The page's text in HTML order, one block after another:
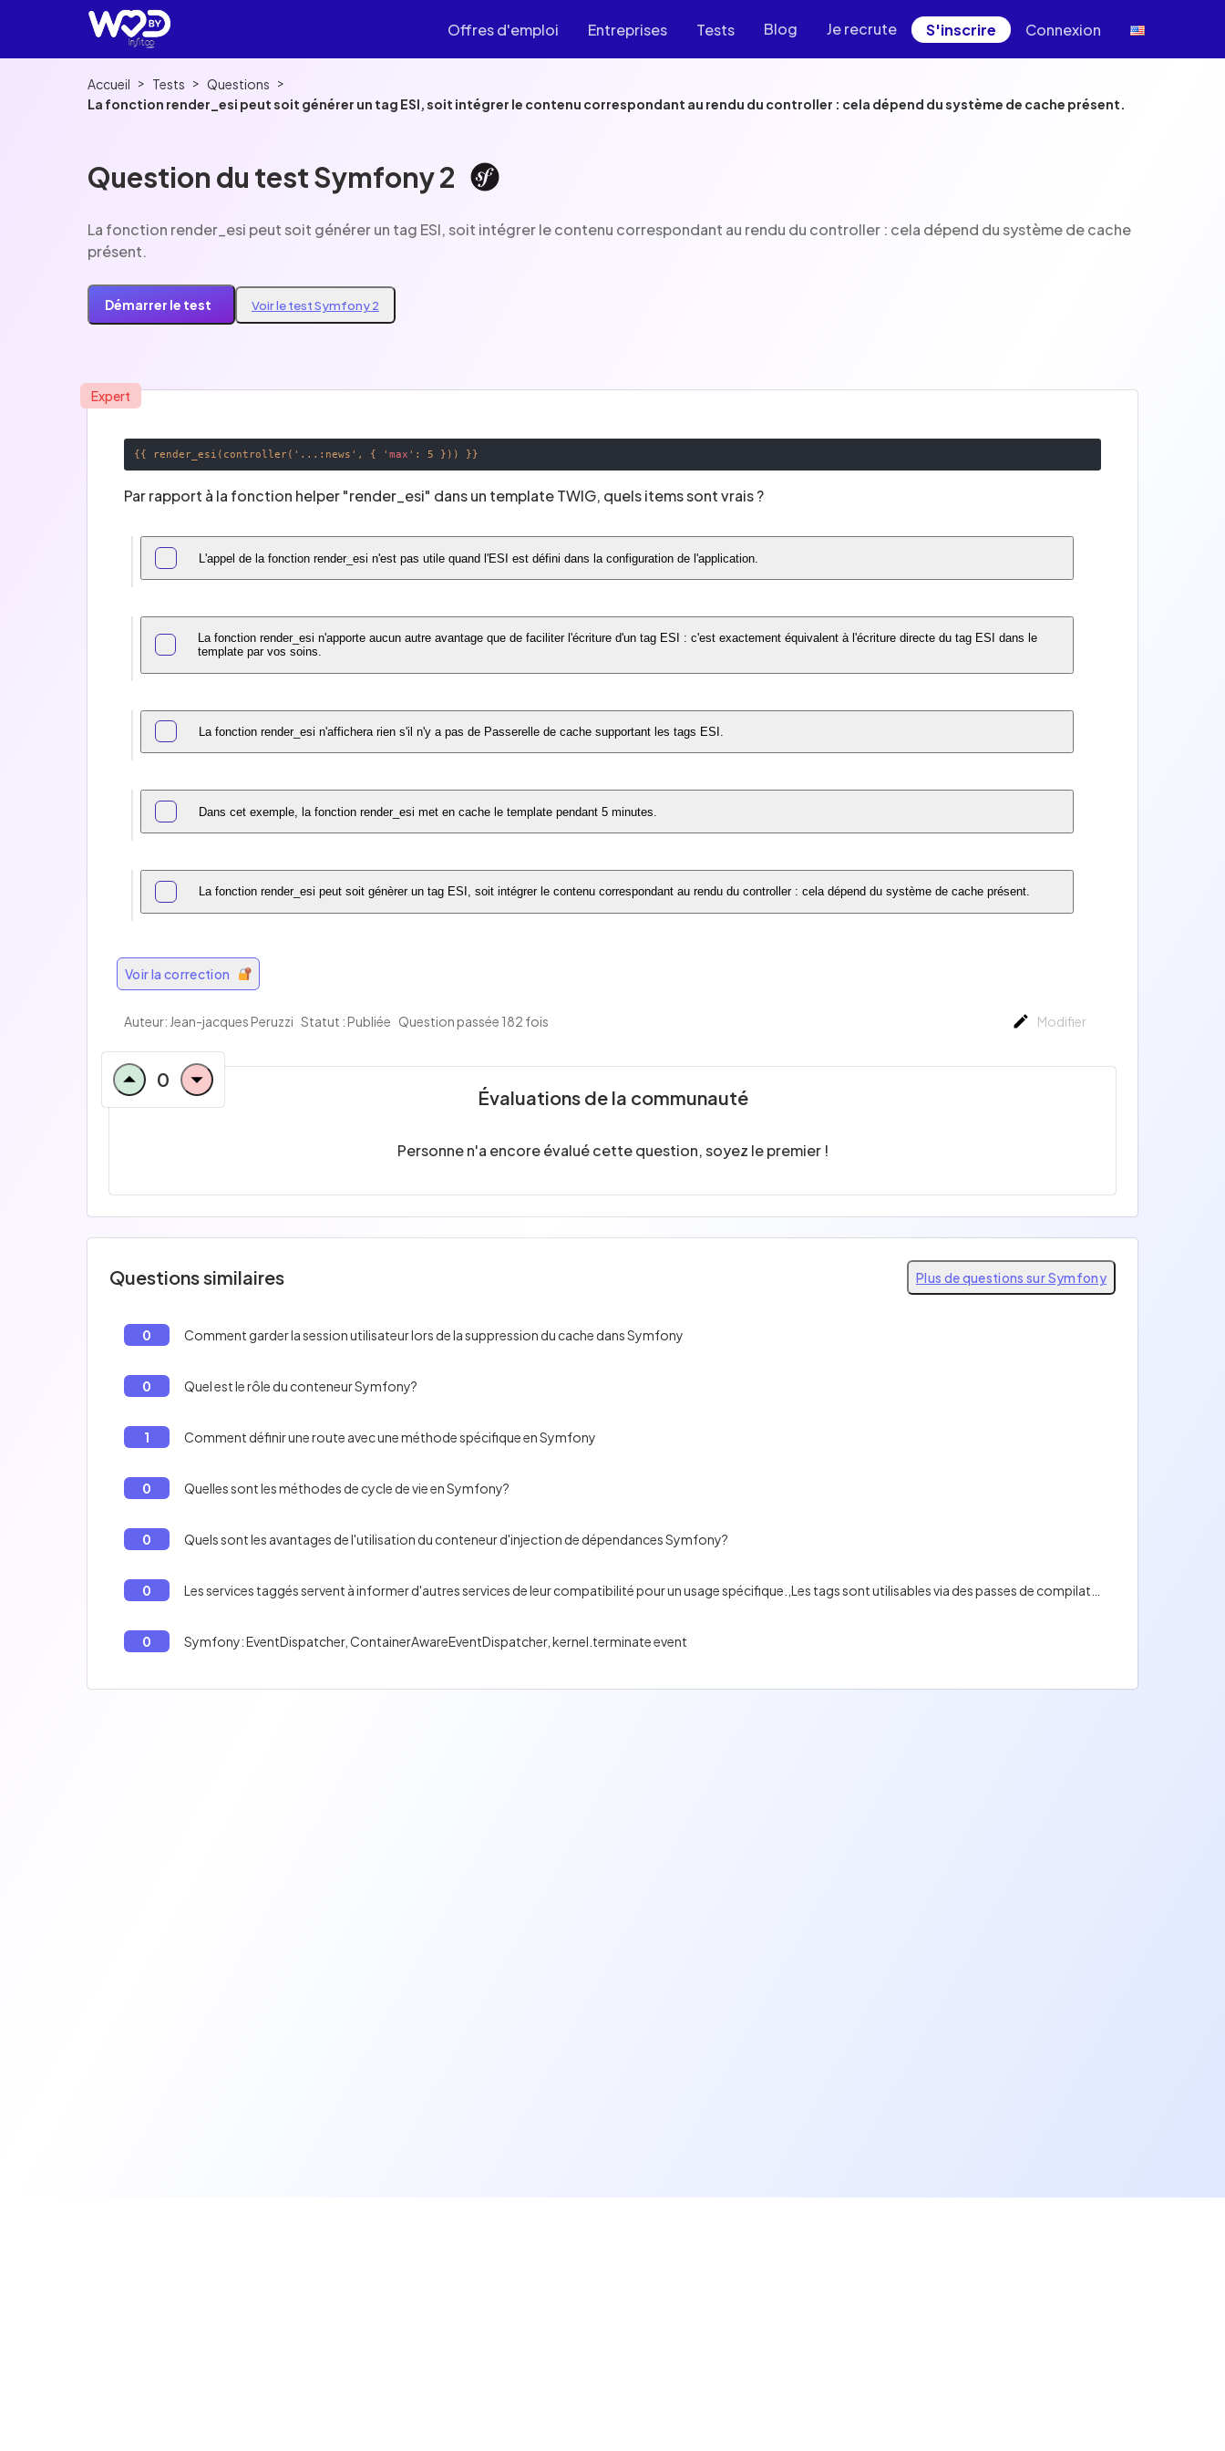
Offres d'emploi Entreprises Tests Blog Je recrute S'inscrire Connexion
Accueil > Tests > Questions >
La fonction render_esi peut soit générer un tag ESI, soit intégrer le contenu correspondant au rendu du controller : cela dépend du système de cache présent.
Question du test Symfony 2
La fonction render_esi peut soit générer un tag ESI, soit intégrer le contenu correspondant au rendu du controller : cela dépend du système de cache
présent.
Démarrer le test Voir le test Symfony 2
Expert
{{ render_esi(controller('...:news', { 'max ': 5 })) }}
Par rapport à la fonction helper "render_esi" dans un template TWIG, quels items sont vrais ?
L'appel de la fonction render_esi n'est pas utile quand l'ESI est défini dans la configuration de l'application.
La fonction render_esi n'apporte aucun autre avantage que de faciliter l'écriture d'un tag ESI : c'est exactement équivalent à l'écriture directe du tag ESI dans le
template par vos soins.
La fonction render_esi n'affichera rien s'il n'y a pas de Passerelle de cache supportant les tags ESI.
Dans cet exemple, la fonction render_esi met en cache le template pendant 5 minutes.
La fonction render_esi peut soit génèrer un tag ESI, soit intégrer le contenu correspondant au rendu du controller : cela dépend du système de cache présent.
Voir la correction
Auteur: Jean-jacques Peruzzi Statut : Publiée Question passée 182 fois Modifier
0
Évaluations de la communauté
Personne n'a encore évalué cette question, soyez le premier !
Questions similaires Plus de questions sur Symfony
0 Comment garder la session utilisateur lors de la suppression du cache dans Symfony
0 Quel est le rôle du conteneur Symfony?
1 Comment définir une route avec une méthode spécifique en Symfony
0 Quelles sont les méthodes de cycle de vie en Symfony?
0 Quels sont les avantages de l'utilisation du conteneur d'injection de dépendances Symfony?
0
0 Symfony: EventDispatcher, ContainerAwareEventDispatcher, kernel.terminate event